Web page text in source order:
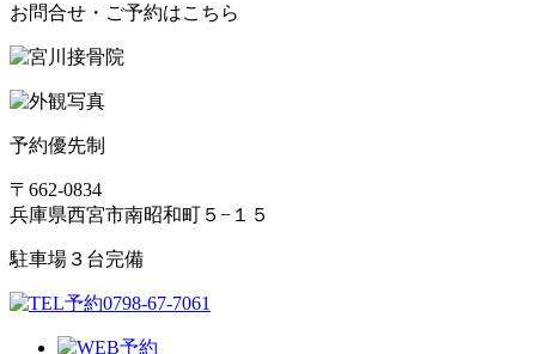
お問合せ・ご予約はこちら
予約優先制
〒662-0834
兵庫県西宮市南昭和町５−１５
駐車場３台完備